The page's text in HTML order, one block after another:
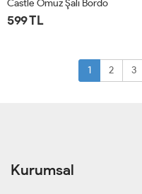
Castle Omuz Şalı Bordo
599 TL
1 2 3
Kurumsal